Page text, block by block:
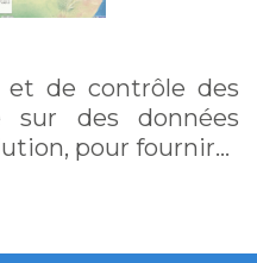
de contrôle des
sur des données
pour fournir…